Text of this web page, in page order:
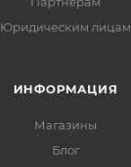
Юридическим лицам
ИНФОРМАЦИЯ
Магазины
Блог